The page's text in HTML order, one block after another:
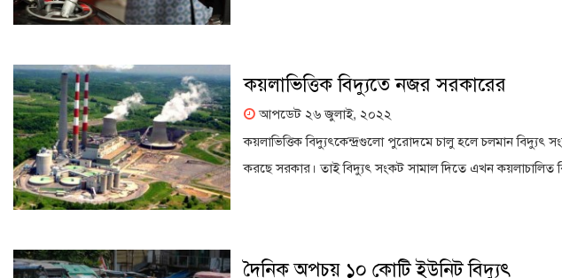
কয়লাভিত্তিক বিদ্যুতে নজর সরকারের
আপডেট ২৬ জুলাই, ২০২২
কয়লাভিত্তিক বিদ্যুৎকেন্দ্রগুলো পুরোদমে চালু হলে চলমান বিদ্যুৎ
করছে সরকার। তাই বিদ্যুৎ সংকট সামাল দিতে এখন কয়লাচালিত
দৈনিক অপচয় ১০ কোটি ইউনিট বিদ্যুৎ